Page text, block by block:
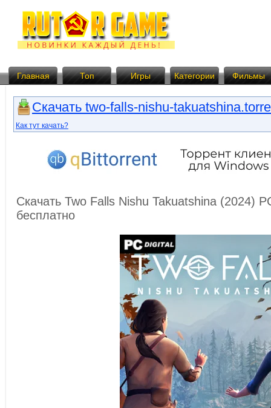
Главная Топ Игры Категории Фильмы
Скачать two-falls-nishu-
Как тут качать?
Скачать Two Falls Nishu Takuatshina (2024)
бесплатно